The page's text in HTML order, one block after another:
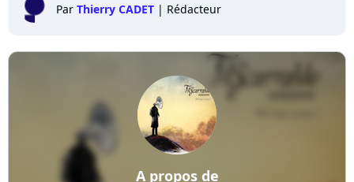
Par Thierry CADET | Rédacteur
A propos de